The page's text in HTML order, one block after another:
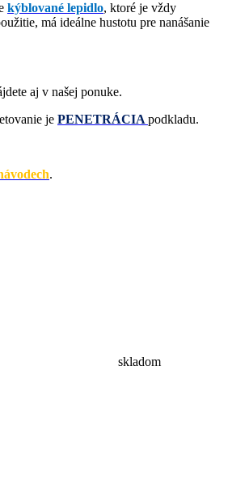
kýblované lepidlo, ktoré je vždy
má ideálne hustotu pre nanášanie
aj v našej ponuke.
je PENETRÁCIA podkladu.
.
skladom